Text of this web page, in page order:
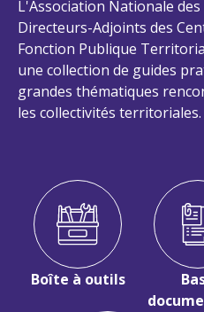
L'Association Nationale
Directeurs-Adjoints des
Fonction Publique
une collection de guides
grandes thématiques
les collectivités territoriales.
Boîte à outils